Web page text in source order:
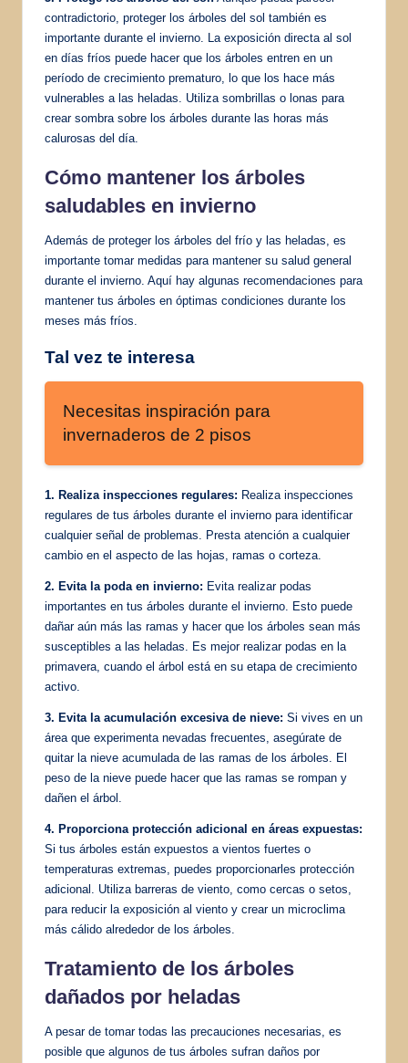
contradictorio, proteger los árboles del sol también es
importante durante el invierno. La exposición directa al sol
en días fríos puede hacer que los árboles entren en un
período de crecimiento prematuro, lo que los hace más
vulnerables a las heladas. Utiliza sombrillas o lonas para
crear sombra sobre los árboles durante las horas más
calurosas del día.
Cómo mantener los árboles
saludables en invierno
Además de proteger los árboles del frío y las heladas, es
importante tomar medidas para mantener su salud general
durante el invierno. Aquí hay algunas recomendaciones para
mantener tus árboles en óptimas condiciones durante los
meses más fríos.
Tal vez te interesa
Necesitas inspiración para
invernaderos de 2 pisos
1. Realiza inspecciones regulares: Realiza inspecciones
regulares de tus árboles durante el invierno para identificar
cualquier señal de problemas. Presta atención a cualquier
cambio en el aspecto de las hojas, ramas o corteza.
2. Evita la poda en invierno: Evita realizar podas
importantes en tus árboles durante el invierno. Esto puede
dañar aún más las ramas y hacer que los árboles sean más
susceptibles a las heladas. Es mejor realizar podas en la
primavera, cuando el árbol está en su etapa de crecimiento
activo.
3. Evita la acumulación excesiva de nieve: Si vives en un
área que experimenta nevadas frecuentes, asegúrate de
quitar la nieve acumulada de las ramas de los árboles. El
peso de la nieve puede hacer que las ramas se rompan y
dañen el árbol.
4. Proporciona protección adicional en áreas expuestas:
Si tus árboles están expuestos a vientos fuertes o
temperaturas extremas, puedes proporcionarles protección
adicional. Utiliza barreras de viento, como cercas o setos,
para reducir la exposición al viento y crear un microclima
más cálido alrededor de los árboles.
Tratamiento de los árboles
dañados por heladas
A pesar de tomar todas las precauciones necesarias, es
posible que algunos de tus árboles sufran daños por